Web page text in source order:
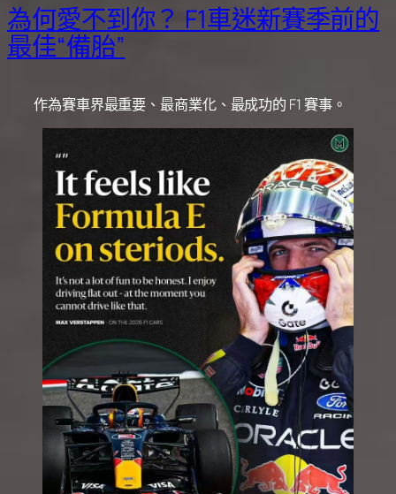
為何愛不到你？ F1車迷新賽季前的
最佳“備胎”
作為賽車界最重要、最商業化、最成功的 F1 賽事。